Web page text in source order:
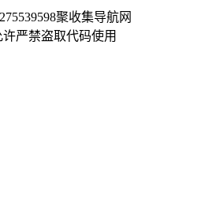
聚收集导航网
许严禁盗取代码使用